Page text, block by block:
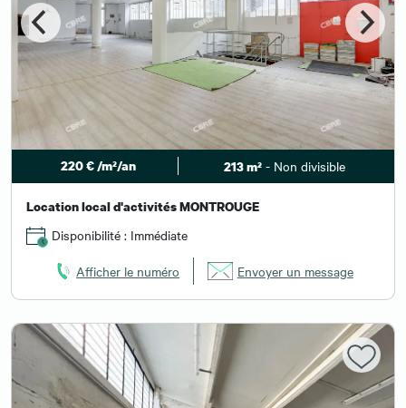
220 € /m²/an 213 m² - Non divisible
Location local d'activités MONTROUGE
Disponibilité : Immédiate
Afficher le numéro Envoyer un message